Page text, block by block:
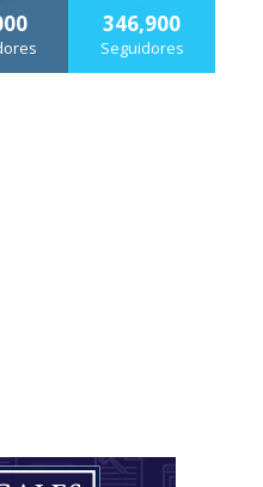
346,900
Seguidores